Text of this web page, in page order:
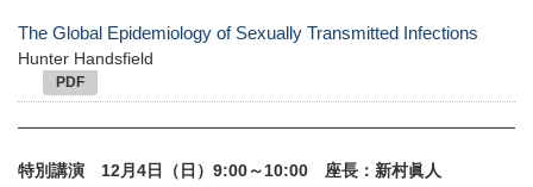
The Global Epidemiology of Sexually Transmitted Infections
Hunter Handsfield
PDF
特別講演 12月4日（日）9:00～10:00 座長：新村眞人